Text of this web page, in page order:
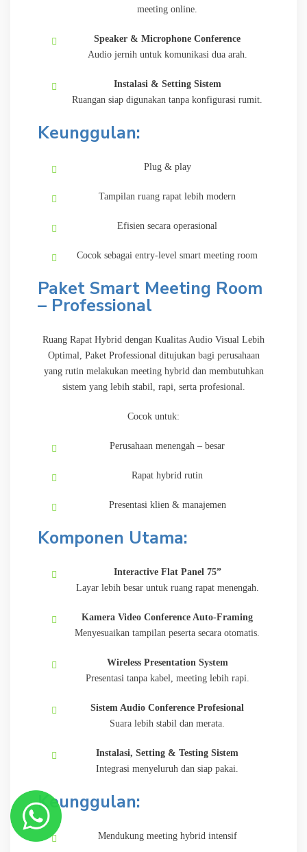
meeting online.
Speaker & Microphone Conference
Audio jernih untuk komunikasi dua arah.
Instalasi & Setting Sistem
Ruangan siap digunakan tanpa konfigurasi rumit.
Keunggulan:
Plug & play
Tampilan ruang rapat lebih modern
Efisien secara operasional
Cocok sebagai entry-level smart meeting room
Paket Smart Meeting Room
– Professional
Ruang Rapat Hybrid dengan Kualitas Audio Visual Lebih
Optimal, Paket Professional ditujukan bagi perusahaan
yang rutin melakukan meeting hybrid dan membutuhkan
sistem yang lebih stabil, rapi, serta profesional.
Cocok untuk:
Perusahaan menengah – besar
Rapat hybrid rutin
Presentasi klien & manajemen
Komponen Utama:
Interactive Flat Panel 75”
Layar lebih besar untuk ruang rapat menengah.
Kamera Video Conference Auto-Framing
Menyesuaikan tampilan peserta secara otomatis.
Wireless Presentation System
Presentasi tanpa kabel, meeting lebih rapi.
Sistem Audio Conference Profesional
Suara lebih stabil dan merata.
Instalasi, Setting & Testing Sistem
Integrasi menyeluruh dan siap pakai.
Keunggulan:
Mendukung meeting hybrid intensif